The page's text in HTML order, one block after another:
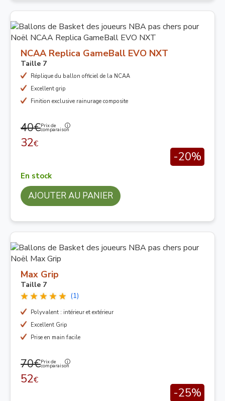
NCAA Replica GameBall EVO NXT
Taille 7
Réplique du ballon officiel de la NCAA
Excellent grip
Finition exclusive rainurage composite
40€Prix de
comparaison
32€
-20%
En stock
AJOUTER AU PANIER
Max Grip
Taille 7
(1)
Polyvalent : intérieur et extérieur
Excellent Grip
Prise en main facile
70€Prix de
comparaison
52€
-25%